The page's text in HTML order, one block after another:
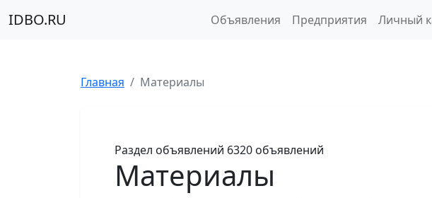
IDBO.RU Объявления Предприятия Личный
Главная Материалы
Раздел объявлений 6320 объявлений
Материалы